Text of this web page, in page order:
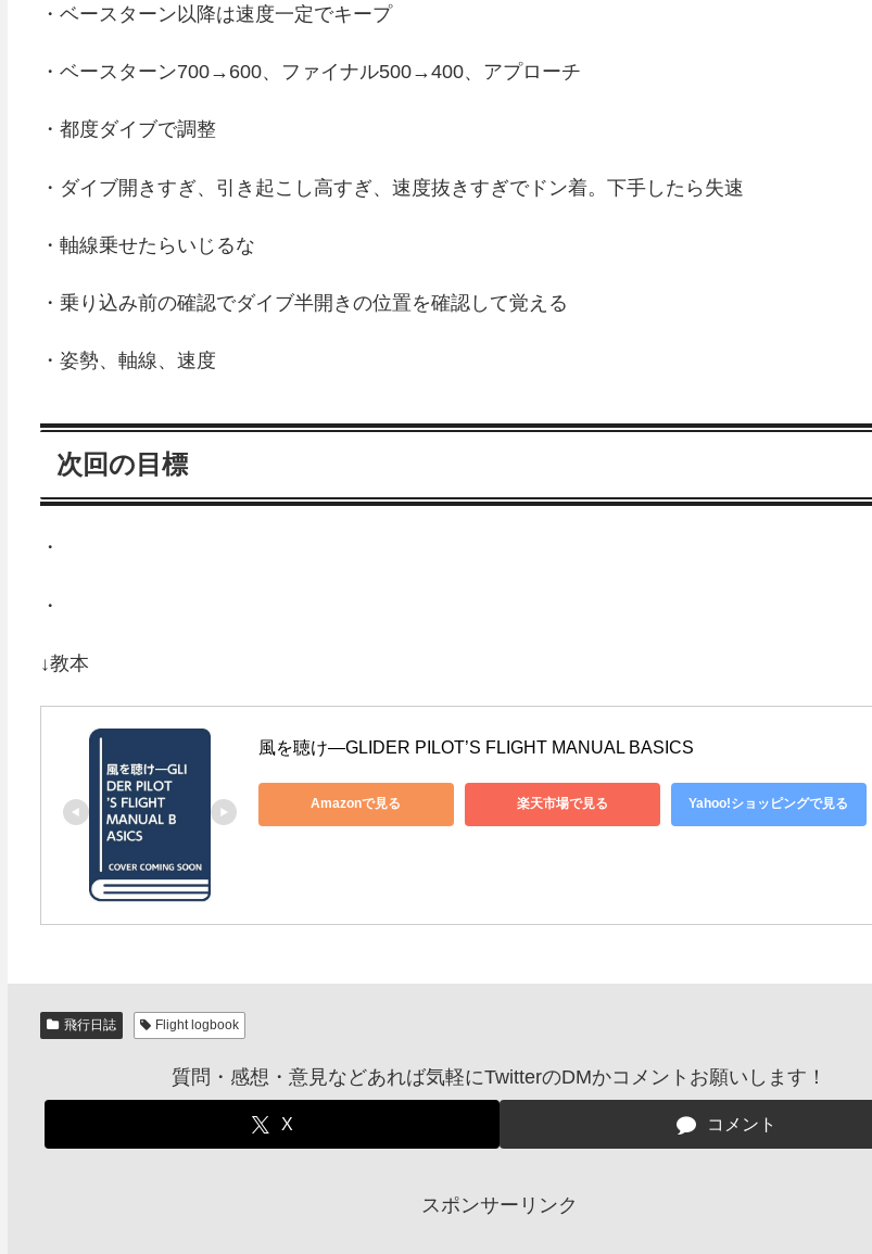
・ベースターン以降は速度一定でキープ
・ベースターン700→600、ファイナル500→400、アプローチ
・都度ダイブで調整
・ダイブ開きすぎ、引き起こし高すぎ、速度抜きすぎでドン着。下手したら失速
・軸線乗せたらいじるな
・乗り込み前の確認でダイブ半開きの位置を確認して覚える
・姿勢、軸線、速度
次回の目標
・
・
↓教本
風を聴け―GLIDER PILOT’S FLIGHT MANUAL BASICS
Amazonで見る 楽天市場で見る Yahoo!ショッピングで見る
飛行日誌 Flight logbook
質問・感想・意見などあれば気軽にTwitterのDMかコメントお願いします！
X コメント
スポンサーリンク